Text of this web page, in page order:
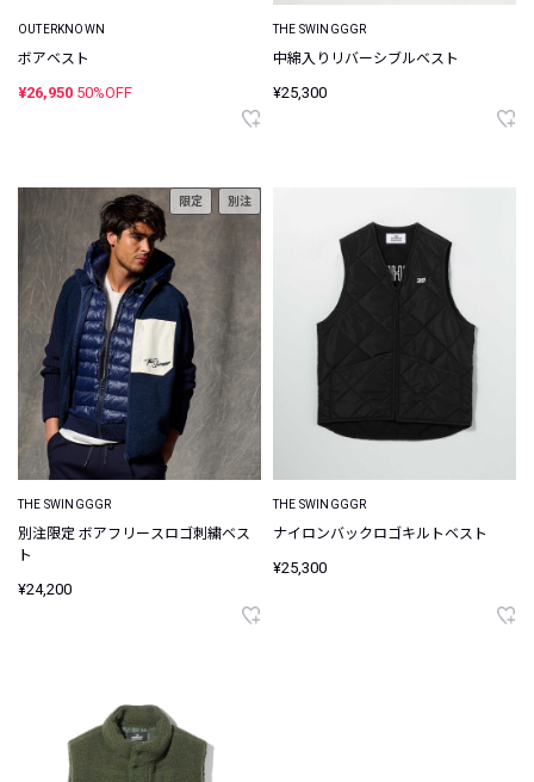
OUTERKNOWN
ボアベスト
¥26,950 50%OFF
THE SWINGGGR
中綿入りリバーシブルベスト
¥25,300
限定 別注
THE SWINGGGR
別注限定 ボアフリースロゴ刺繍ベス
ト
¥24,200
THE SWINGGGR
ナイロンバックロゴキルトベスト
¥25,300